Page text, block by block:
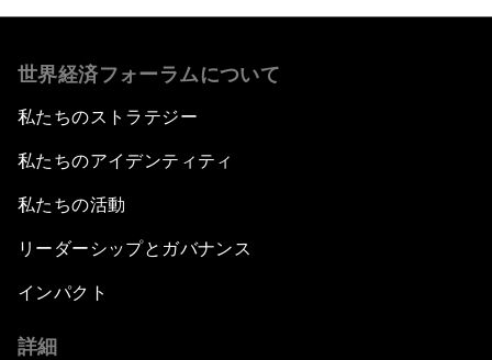
世界経済フォーラムについて
私たちのストラテジー
私たちのアイデンティティ
私たちの活動
リーダーシップとガバナンス
インパクト
詳細